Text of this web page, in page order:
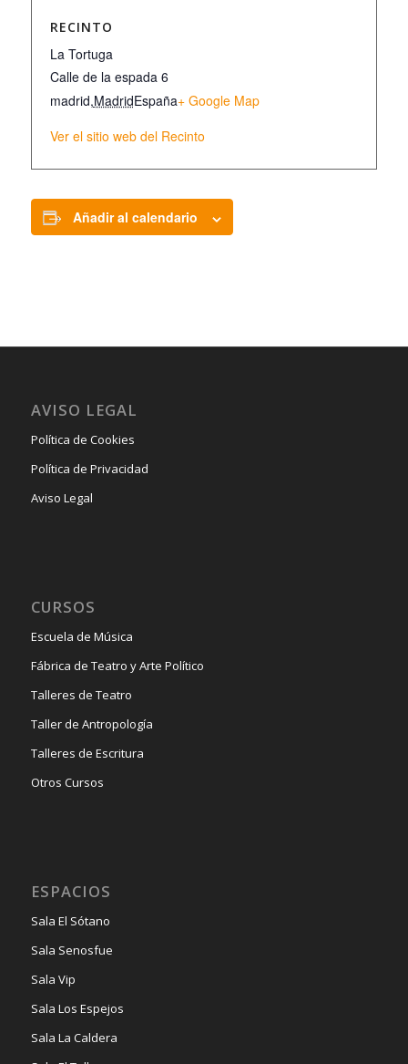
RECINTO
La Tortuga
Calle de la espada 6
madrid,MadridEspaña+ Google Map
Ver el sitio web del Recinto
Añadir al calendario
AVISO LEGAL
Política de Cookies
Política de Privacidad
Aviso Legal
CURSOS
Escuela de Música
Fábrica de Teatro y Arte Político
Talleres de Teatro
Taller de Antropología
Talleres de Escritura
Otros Cursos
ESPACIOS
Sala El Sótano
Sala Senosfue
Sala Vip
Sala Los Espejos
Sala La Caldera